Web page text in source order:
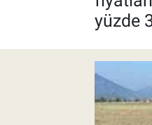
yüzde
Pankobirlik
Et fiyatları
Tarım Bilgisi